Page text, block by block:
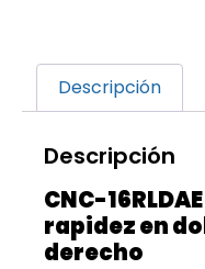
Descripción
Descripción
CNC-
rapidez en
derecho